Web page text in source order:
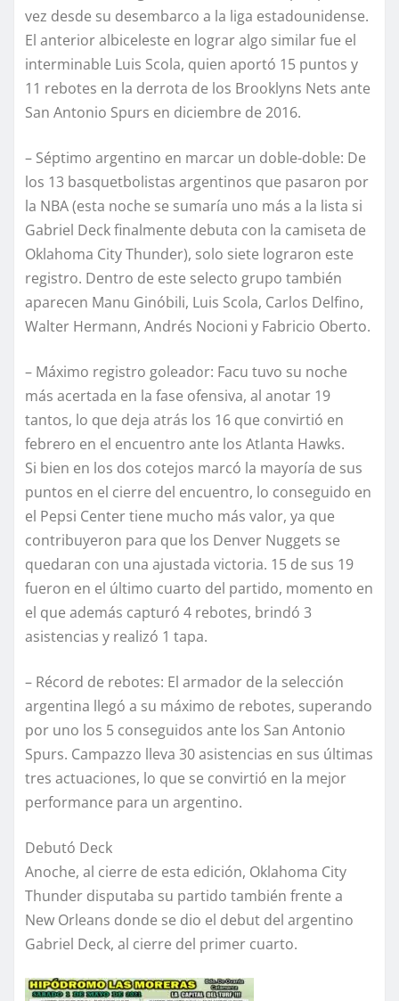
vez desde su desembarco a la liga estadounidense.
El anterior albiceleste en lograr algo similar fue el
interminable Luis Scola, quien aportó 15 puntos y
11 rebotes en la derrota de los Brooklyns Nets ante
San Antonio Spurs en diciembre de 2016.
– Séptimo argentino en marcar un doble-doble: De
los 13 basquetbolistas argentinos que pasaron por
la NBA (esta noche se sumaría uno más a la lista si
Gabriel Deck finalmente debuta con la camiseta de
Oklahoma City Thunder), solo siete lograron este
registro. Dentro de este selecto grupo también
aparecen Manu Ginóbili, Luis Scola, Carlos Delfino,
Walter Hermann, Andrés Nocioni y Fabricio Oberto.
– Máximo registro goleador: Facu tuvo su noche
más acertada en la fase ofensiva, al anotar 19
tantos, lo que deja atrás los 16 que convirtió en
febrero en el encuentro ante los Atlanta Hawks.
Si bien en los dos cotejos marcó la mayoría de sus
puntos en el cierre del encuentro, lo conseguido en
el Pepsi Center tiene mucho más valor, ya que
contribuyeron para que los Denver Nuggets se
quedaran con una ajustada victoria. 15 de sus 19
fueron en el último cuarto del partido, momento en
el que además capturó 4 rebotes, brindó 3
asistencias y realizó 1 tapa.
– Récord de rebotes: El armador de la selección
argentina llegó a su máximo de rebotes, superando
por uno los 5 conseguidos ante los San Antonio
Spurs. Campazzo lleva 30 asistencias en sus últimas
tres actuaciones, lo que se convirtió en la mejor
performance para un argentino.
Debutó Deck
Anoche, al cierre de esta edición, Oklahoma City
Thunder disputaba su partido también frente a
New Orleans donde se dio el debut del argentino
Gabriel Deck, al cierre del primer cuarto.